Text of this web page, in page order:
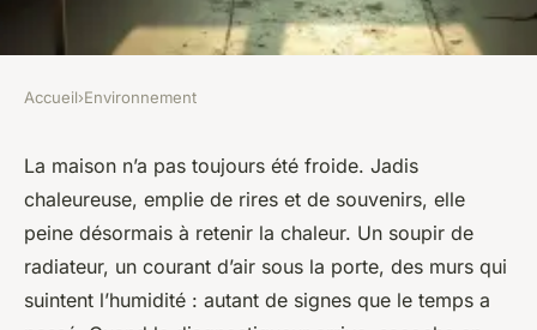
Pourquoi votre logement
n'atteint-il pas le DPE classe C
?
Joséphine•28/06/2026 07:03•12 min de lecture
Accueil›Environnement
La maison n’a pas toujours été froide. Jadis
chaleureuse, emplie de rires et de souvenirs, elle
peine désormais à retenir la chaleur. Un soupir de
radiateur, un courant d’air sous la porte, des murs qui
suintent l’humidité : autant de signes que le temps a